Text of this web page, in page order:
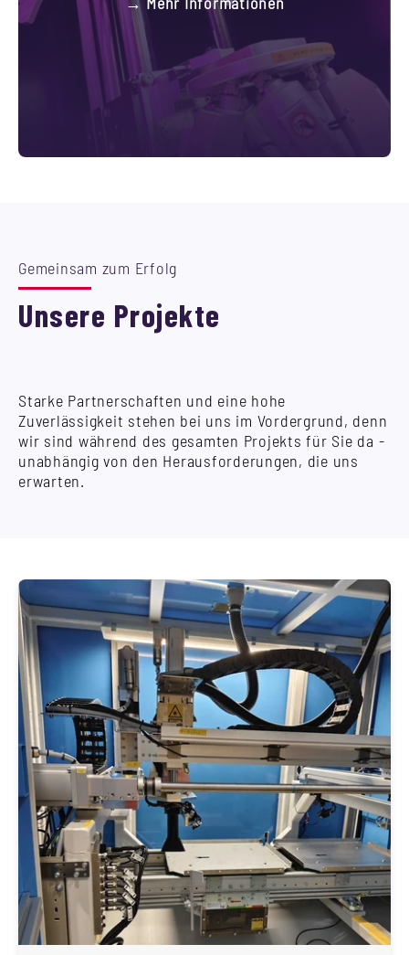
Gemeinsam zum Erfolg
Unsere Projekte
Starke Partnerschaften und eine hohe
Zuverlässigkeit stehen bei uns im Vordergrund, denn
wir sind während des gesamten Projekts für Sie da -
unabhängig von den Herausforderungen, die uns
erwarten.